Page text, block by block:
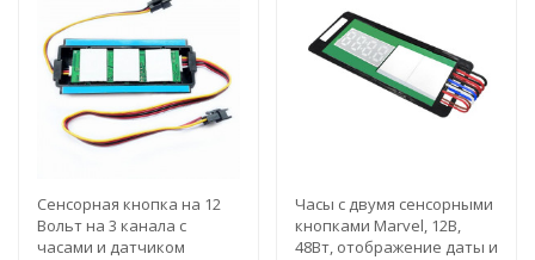
Сенсорная кнопка на 12
Вольт на 3 канала с
часами и датчиком
Часы с двумя сенсорными
кнопками Marvel, 12В,
48Вт, отображение даты и